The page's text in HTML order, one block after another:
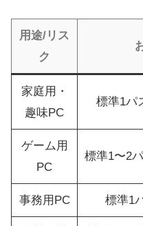
用途/リス
ク
家庭用・
趣味PC
標準1パ
ゲーム用
PC
標準1〜2
事務用PC 標準1